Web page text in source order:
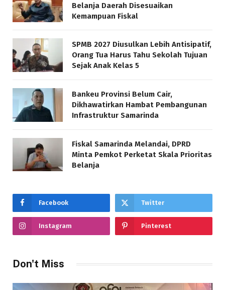
Belanja Daerah Disesuaikan
Kemampuan Fiskal
SPMB 2027 Diusulkan Lebih Antisipatif,
Orang Tua Harus Tahu Sekolah Tujuan
Sejak Anak Kelas 5
Bankeu Provinsi Belum Cair,
Dikhawatirkan Hambat Pembangunan
Infrastruktur Samarinda
Fiskal Samarinda Melandai, DPRD
Minta Pemkot Perketat Skala Prioritas
Belanja
Facebook Twitter
Instagram Pinterest
Don't Miss